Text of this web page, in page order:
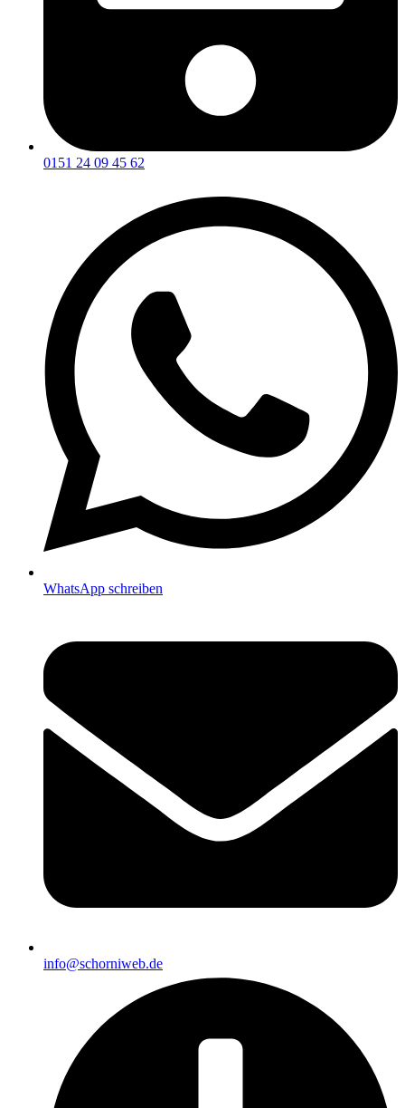
0151 24 09 45 62
WhatsApp schreiben
info@schorniweb.de